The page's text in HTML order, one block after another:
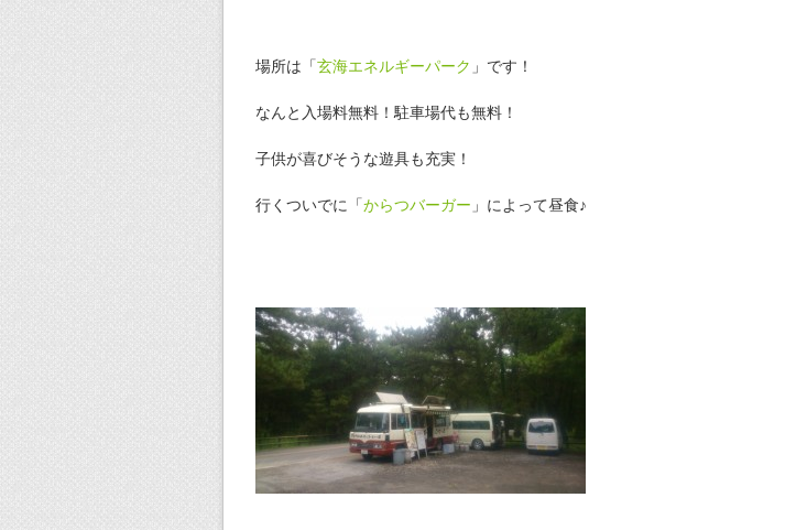
場所は「玄海エネルギーパーク 」です！
なんと入場料無料！駐車場代も無料！
子供が喜びそうな遊具も充実！
行くついでに「からつバーガー 」によって昼食♪